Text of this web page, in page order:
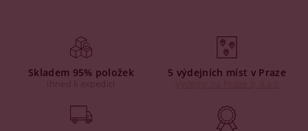
Skladem 95% položek
Ihned k expedici
5 výdejních míst v Praze